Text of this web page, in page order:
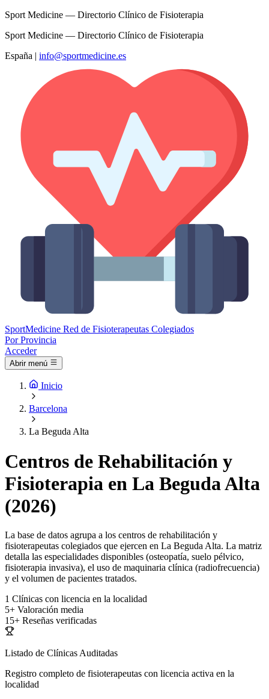
Sport Medicine — Directorio Clínico de Fisioterapia
Sport Medicine — Directorio Clínico de Fisioterapia
España | info@sportmedicine.es
SportMedicine Red de Fisioterapeutas Colegiados
Por Provincia
Acceder
Abrir menú
Inicio
Barcelona
La Beguda Alta
Centros de Rehabilitación y
Fisioterapia en La Beguda Alta
(2026)
La base de datos agrupa a los centros de rehabilitación y
fisioterapeutas colegiados que ejercen en La Beguda Alta. La matriz
detalla las especialidades disponibles (osteopatía, suelo pélvico,
fisioterapia invasiva), el uso de maquinaria clínica (radiofrecuencia)
y el volumen de pacientes tratados.
1 Clínicas con licencia en la localidad
5+ Valoración media
15+ Reseñas verificadas
Listado de Clínicas Auditadas
Registro completo de fisioterapeutas con licencia activa en la
localidad